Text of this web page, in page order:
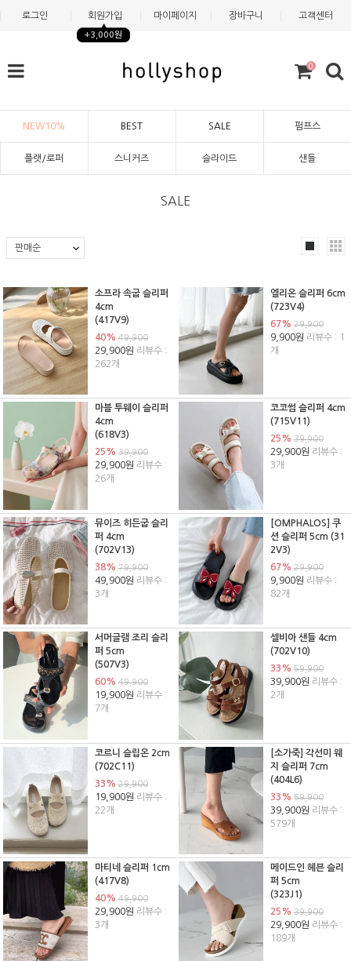
로그인 회원가입
+3,000원
마이페이지 장바구니 고객센터
0
NEW10% BEST SALE 펌프스
플랫/로퍼 스니커즈 슬라이드 샌들
SALE
소프라 속굽 슬리퍼
4cm
(417V9)
40%49,900
29,900원 리뷰수 :
262개
엘리온 슬리퍼 6cm
(723V4)
67%29,900
9,900원 리뷰수 : 1
개
마블 투웨이 슬리퍼
4cm
(618V3)
25%39,900
29,900원 리뷰수 :
26개
코코썸 슬리퍼 4cm
(715V11)
25%39,900
29,900원 리뷰수 :
3개
뮤이즈 히든굽 슬리
퍼 4cm
(702V13)
38%79,900
49,900원 리뷰수 :
3개
[OMPHALOS] 쿠
션 슬리퍼 5cm (31
2V3)
67%29,900
9,900원 리뷰수 :
82개
서머글램 조리 슬리
퍼 5cm
(507V3)
60%49,900
19,900원 리뷰수 :
7개
셀비아 샌들 4cm
(702V10)
33%59,900
39,900원 리뷰수 :
2개
코르니 슬립온 2cm
(702C11)
33%29,900
19,900원 리뷰수 :
22개
[소가죽] 각선미 웨
지 슬리퍼 7cm
(404L6)
33%59,900
39,900원 리뷰수 :
579개
마티네 슬리퍼 1cm
(417V8)
40%49,900
29,900원 리뷰수 :
3개
메이드인 헤븐 슬리
퍼 5cm
(323J1)
25%39,900
29,900원 리뷰수 :
189개